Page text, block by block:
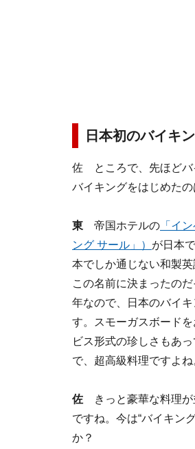
日本初のバイキ
佐 ところで、先ほどバ
バイキングをはじめた
東 帝国ホテルの 「イ
ング サール」） が日本
本でしか通じない和製
この名前に決まったの
年なので、日本のバイ
す。スモーガスボード
ビス形式の珍しさもあ
で、超高級料理ですよね
佐 きっと豪華な料理が
ですね。今は“バイキン
か？